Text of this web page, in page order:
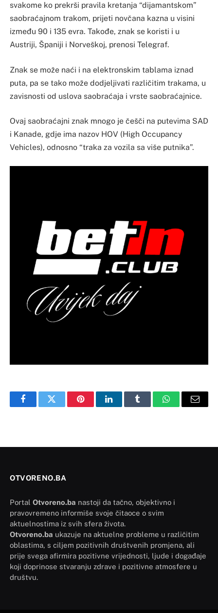
svakome ko prekrši pravila kretanja “dijamantskom”
saobraćajnom trakom, prijeti novčana kazna u visini
između 90 i 135 evra. Takođe, znak se koristi i u
Austriji, Španiji i Norveškoj, prenosi Telegraf.
Znak se može naći i na elektronskim tablama iznad
puta, pa se tako može dodjeljivati različitim trakama, u
zavisnosti od uslova saobraćaja i vrste saobraćajnice.
Ovaj saobraćajni znak mnogo je češči na putevima SAD
i Kanade, gdje ima nazov HOV (High Occupancy
Vehicles), odnosno “traka za vozila sa više putnika”.
FacebookTwitter PinterestLinkedInTumblr WhatsAppEmail
OTVORENO.BA
Portal Otvoreno.ba nastoji da tačno, objektivno i
pravovremeno informiše svoje čitaoce o svim
aktuelnostima iz svih sfera života.
Otvoreno.ba ukazuje na aktuelne probleme u različitim
oblastima, s ciljem pozitivnih društvenih promjena, ali
prije svega afirmira pozitivne vrijednosti, ljude i događaje
koji doprinose stvaranju zdrave i pozitivne atmosfere u
društvu.